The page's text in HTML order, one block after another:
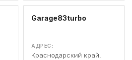
Garage83turbo
АДРЕС:
Краснодарский край,